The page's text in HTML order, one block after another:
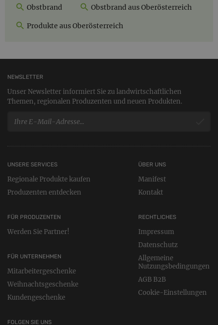
Obstbrand Obstbrand aus Oberösterreich
Produkte aus Oberösterreich
NEWSLETTER
Unser Newsletter informiert Sie zu landwirtschaftlichen
Themen, regionalen Produzenten und neuen Produkten.
UNSERE SERVICES
Regionale Produkte kaufen
Produzenten entdecken
FÜR PRODUZENTEN
Werden Sie Partner!
FÜR UNTERNEHMEN
Mitarbeitergeschenke
Weihnachtsgeschenke
Kundengeschenke
RECHTLICHES
Impressum
Datenschutz
Allgemeine
Nutzungsbedingungen
AGB B2B
Cookie-Einstellungen
ÜBER UNS
Manifest
Kontakt
FOLGEN SIE UNS